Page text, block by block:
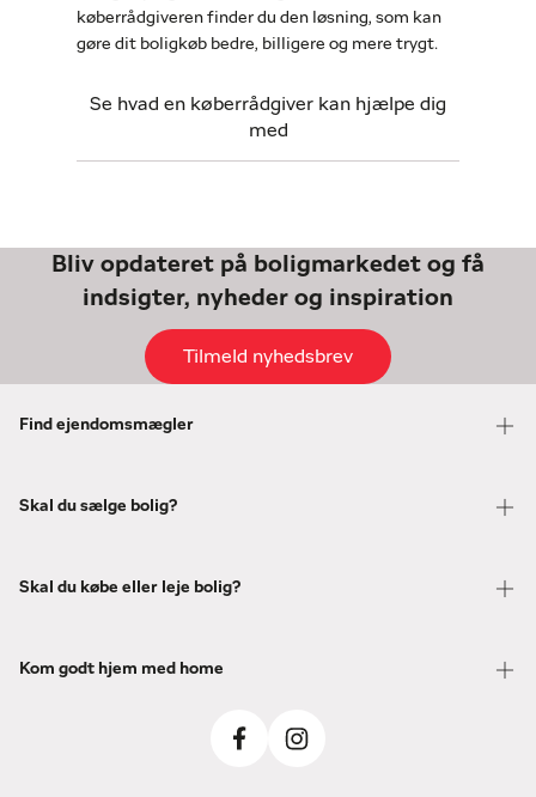
køberrådgiveren finder du den løsning, som kan
gøre dit boligkøb bedre, billigere og mere trygt.
Se hvad en køberrådgiver kan hjælpe dig
med
Bliv opdateret på boligmarkedet og få
indsigter, nyheder og inspiration
Tilmeld nyhedsbrev
Find ejendomsmægler
Skal du sælge bolig?
Skal du købe eller leje bolig?
Kom godt hjem med home